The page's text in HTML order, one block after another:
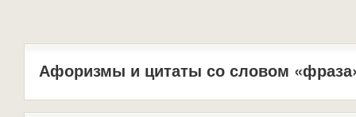
Афоризмы и цитаты со словом